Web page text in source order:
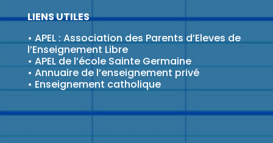
LIENS UTILES
• APEL : Association des Parents d’Eleves de
l’Enseignement Libre
• APEL de l’école Sainte Germaine
• Annuaire de l’enseignement privé
• Enseignement catholique